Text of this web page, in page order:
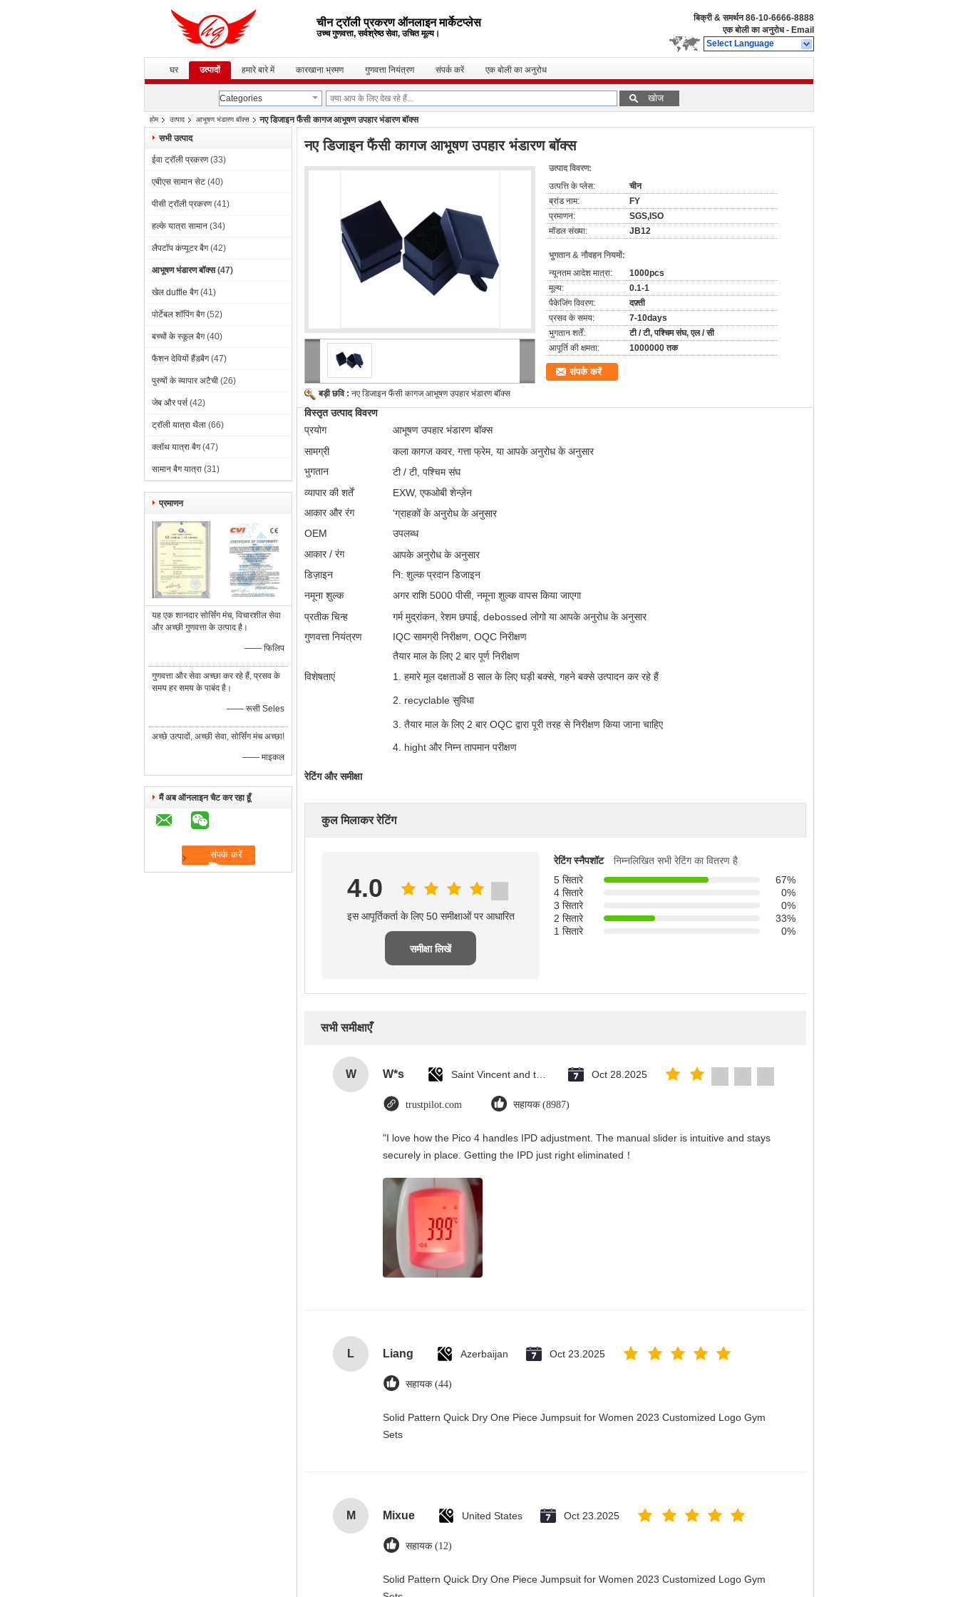
चीन ट्रॉली प्रकरण ऑनलाइन मार्केटप्लेस
उच्च गुणवत्ता, सर्वश्रेष्ठ सेवा, उचित मूल्य।
बिक्री & समर्थन86-10-6666-8888
एक बोली का अनुरोध - Email
Select Language
घर उत्पादों हमारे बारे में कारखाना भ्रमण गुणवत्ता नियंत्रण संपर्क करें एक बोली का अनुरोध
Categories खोज
होम उत्पाद आभूषण भंडारण बॉक्स
नए डिजाइन फैंसी कागज आभूषण उपहार भंडारण बॉक्स
सभी उत्पाद
ईवा ट्रॉली प्रकरण (33)
एबीएस सामान सेट (40)
पीसी ट्रॉली प्रकरण (41)
हल्के यात्रा सामान (34)
लैपटॉप कंप्यूटर बैग (42)
आभूषण भंडारण बॉक्स (47)
खेल duffle बैग (41)
पोर्टेबल शॉपिंग बैग (52)
बच्चों के स्कूल बैग (40)
फैशन देवियों हैंडबैग (47)
पुरुषों के व्यापार अटैची (26)
जेब और पर्स (42)
ट्रॉली यात्रा थैला (66)
क्लॉथ यात्रा बैग (47)
सामान बैग यात्रा (31)
प्रमाणन
यह एक शानदार सोर्सिंग मंच, विचारशील सेवा
और अच्छी गुणवत्ता के उत्पाद है।
—— फिलिप
गुणवत्ता और सेवा अच्छा कर रहे हैं, प्रसव के
समय हर समय के पाबंद है।
—— रूसी Seles
अच्छे उत्पादों, अच्छी सेवा, सोर्सिंग मंच अच्छा!
—— माइकल
मैं अब ऑनलाइन चैट कर रहा हूँ
नए डिजाइन फैंसी कागज आभूषण उपहार भंडारण बॉक्स
बड़ी छवि : नए डिजाइन फैंसी कागज आभूषण उपहार भंडारण बॉक्स
उत्पाद विवरण:
उत्पत्ति के प्लेस:
चीन
ब्रांड नाम:
FY
प्रमाणन:
SGS,ISO
मॉडल संख्या:
JB12
भुगतान & नौवहन नियमों:
न्यूनतम आदेश मात्रा:
1000pcs
मूल्य:
0.1-1
पैकेजिंग विवरण:
दफ़्ती
प्रसव के समय:
7-10days
भुगतान शर्तें:
टी / टी, पश्चिम संघ, एल / सी
आपूर्ति की क्षमता:
1000000 तक
संपर्क करें
विस्तृत उत्पाद विवरण
प्रयोग
आभूषण उपहार भंडारण बॉक्स
सामग्री
कला कागज कवर, गत्ता फ्रेम, या आपके अनुरोध के अनुसार
भुगतान
टी / टी, पश्चिम संघ
व्यापार की शर्तें
EXW, एफओबी शेन्ज़ेन
आकार और रंग
'ग्राहकों के अनुरोध के अनुसार
OEM
उपलब्ध
आकार / रंग
आपके अनुरोध के अनुसार
डिज़ाइन
नि: शुल्क प्रदान डिजाइन
नमूना शुल्क
अगर राशि 5000 पीसी, नमूना शुल्क वापस किया जाएगा
प्रतीक चिन्ह
गर्म मुद्रांकन, रेशम छपाई, debossed लोगो या आपके अनुरोध के अनुसार
गुणवत्ता नियंत्रण
IQC सामग्री निरीक्षण, OQC निरीक्षण
तैयार माल के लिए 2 बार पूर्ण निरीक्षण
विशेषताएं
1. हमारे मूल दक्षताओं 8 साल के लिए घड़ी बक्से, गहने बक्से उत्पादन कर रहे हैं
2. recyclable सुविधा
3. तैयार माल के लिए 2 बार OQC द्वारा पूरी तरह से निरीक्षण किया जाना चाहिए
4. hight और निम्न तापमान परीक्षण
रेटिंग और समीक्षा
कुल मिलाकर रेटिंग
4.0
इस आपूर्तिकर्ता के लिए 50 समीक्षाओं पर आधारित
समीक्षा लिखें
रेटिंग स्नैपशॉट
निम्नलिखित सभी रेटिंग का वितरण है
5 सितारे
67%
4 सितारे
0%
3 सितारे
0%
2 सितारे
33%
1 सितारे
0%
सभी समीक्षाएँ
W W*s Oct 28.2025
trustpilot.com सहायक (8987)
"I love how the Pico 4 handles IPD adjustment. The manual slider is intuitive and stays
securely in place. Getting the IPD just right eliminated！
L Liang Azerbaijan Oct 23.2025
सहायक (44)
Solid Pattern Quick Dry One Piece Jumpsuit for Women 2023 Customized Logo Gym
Sets
M Mixue United States Oct 23.2025
सहायक (12)
Solid Pattern Quick Dry One Piece Jumpsuit for Women 2023 Customized Logo Gym